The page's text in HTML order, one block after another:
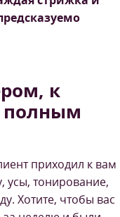
к
полным
приходил к вам
усы, тонирование,
Хотите, чтобы вас